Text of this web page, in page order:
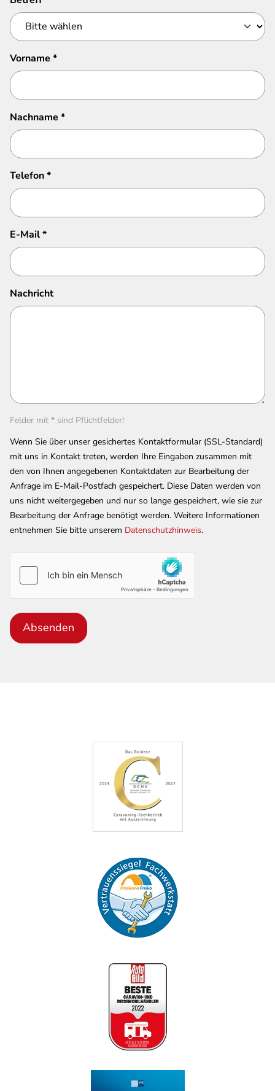
Vorname *
Nachname *
Telefon*
E-Mail*
Nachricht
Felder mit * sind Pflichtfelder!
Wenn Sie über unser gesichertes Kontaktformular (SSL-Standard)
mit uns in Kontakt treten, werden Ihre Eingaben zusammen mit
den von Ihnen angegebenen Kontaktdaten zur Bearbeitung der
Anfrage im E-Mail-Postfach gespeichert. Diese Daten werden von
uns nicht weitergegeben und nur so lange gespeichert, wie sie zur
Bearbeitung der Anfrage benötigt werden. Weitere Informationen
entnehmen Sie bitte unserem Datenschutzhinweis.
Absenden